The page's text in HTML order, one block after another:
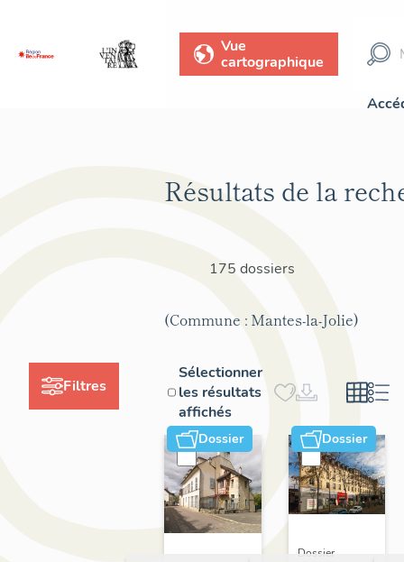
Vue
cartographique
Filtres
Résultats de la
175 dossiers
(Commune : Mantes-la-Jolie)
Sélectionner
les résultats
affichés
Dossier Dossier
Dossier